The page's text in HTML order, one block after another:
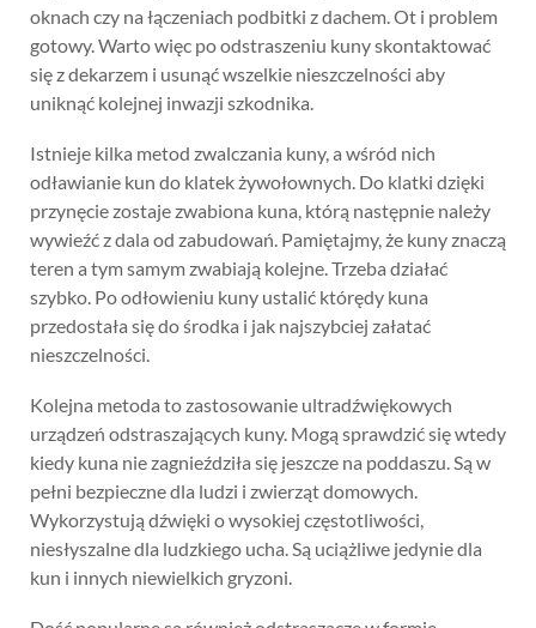
oknach czy na łączeniach podbitki z dachem. Ot i problem
gotowy. Warto więc po odstraszeniu kuny skontaktować
się z dekarzem i usunąć wszelkie nieszczelności aby
uniknąć kolejnej inwazji szkodnika.
Istnieje kilka metod zwalczania kuny, a wśród nich
odławianie kun do klatek żywołownych. Do klatki dzięki
przynęcie zostaje zwabiona kuna, którą następnie należy
wywieźć z dala od zabudowań. Pamiętajmy, że kuny znaczą
teren a tym samym zwabiają kolejne. Trzeba działać
szybko. Po odłowieniu kuny ustalić którędy kuna
przedostała się do środka i jak najszybciej załatać
nieszczelności.
Kolejna metoda to zastosowanie ultradźwiękowych
urządzeń odstraszających kuny. Mogą sprawdzić się wtedy
kiedy kuna nie zagnieździła się jeszcze na poddaszu. Są w
pełni bezpieczne dla ludzi i zwierząt domowych.
Wykorzystują dźwięki o wysokiej częstotliwości,
niesłyszalne dla ludzkiego ucha. Są uciążliwe jedynie dla
kun i innych niewielkich gryzoni.